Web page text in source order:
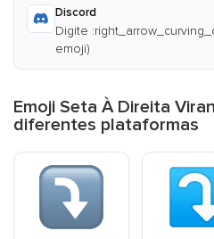
Discord
Digite
emoji)
Emoji Seta À Direita
diferentes plataformas